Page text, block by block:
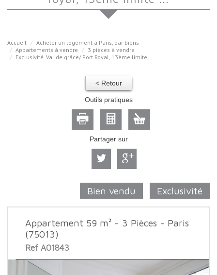
Accueil
Acheter un logement à Paris, par biens
Appartements à vendre
3 pièces à vendre
Exclusivité. Val de grâce/ Port Royal, 13ème limite ...
< Retour
Outils pratiques
Partager sur
Bien vendu Exclusivité
Appartement 59 m² - 3 Pièces - Paris
(75013)
Ref A01843